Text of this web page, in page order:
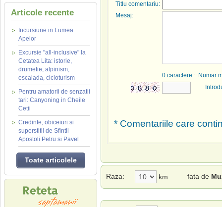
Articole recente
Incursiune in Lumea
Apelor
Excursie "all-inclusive" la
Cetatea Lita: istorie,
drumetie, alpinism,
escalada, cicloturism
Pentru amatorii de senzatii
tari: Canyoning in Cheile
Cetii
Credinte, obiceiuri si
superstitii de Sfintii
Apostoli Petru si Pavel
Toate articolele
Titlu comentariu:
Mesaj:
0 caractere :: Numar
* Comentariile care
Raza: km fata de